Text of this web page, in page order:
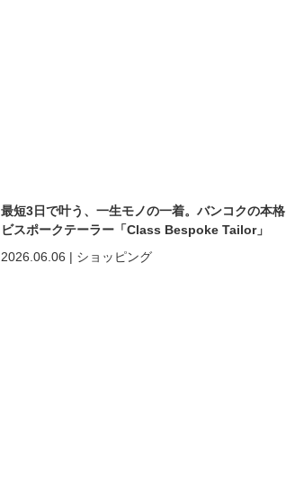
最短3日で叶う、一生モノの一着。バンコクの本格
ビスポークテーラー「Class Bespoke Tailor」
2026.06.06 | ショッピング